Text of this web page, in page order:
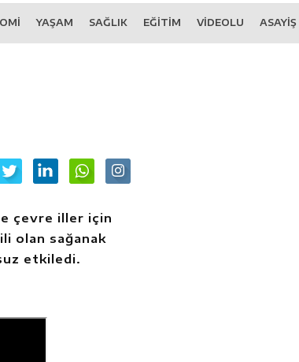
YAŞAM SAĞLIK EĞİTİM VİDEOLU ASAYİŞ
çevre iller için
olan sağanak
etkiledi.